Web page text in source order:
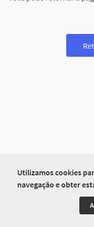
Utilizamos cookies
navegação e obter